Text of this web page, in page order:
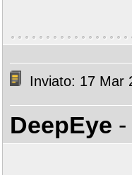
Inviato: 17 Mar
DeepEye